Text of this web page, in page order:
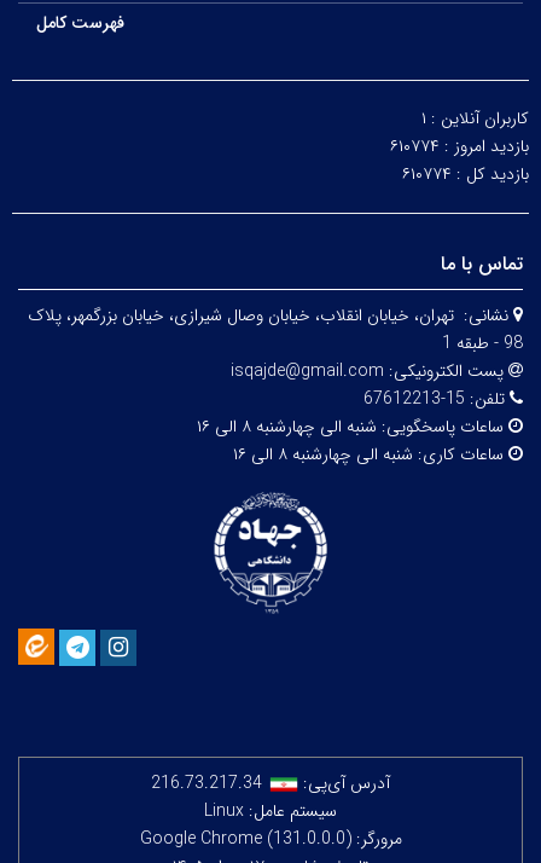
فهرست کامل
کاربران آنلاین : ۱
بازدید امروز : ۶۱۰۷۷۴
بازدید کل : ۶۱۰۷۷۴
تماس با ما
نشانی: تهران، خيابان انقلاب، خيابان وصال شیرازی، خيابان بزرگمهر، پلاک
98 - طبقه 1
پست الکترونیکی: isqajde@gmail.com
تلفن: 15-67612213
ساعات پاسخگویی: شنبه الی چهارشنبه ۸ الی ۱۶
ساعات کاری: شنبه الی چهارشنبه ۸ الی ۱۶
آدرس آی‌پی:
216.73.217.34
سیستم عامل: Linux
مرورگر: Google Chrome (131.0.0.0)